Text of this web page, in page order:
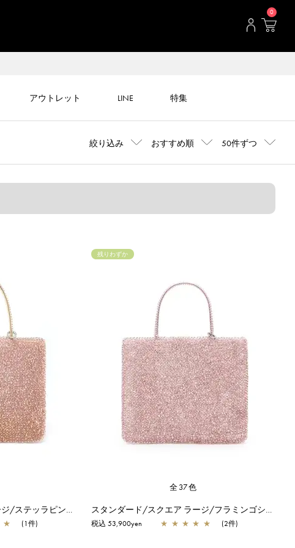
0
アウトレット LINE 特集
絞り込み おすすめ順 50件ずつ
スタンダード/スクエア ラージ/ステッラピンク【オンラインストア先行販売カラー】
★ (1件)
残りわずか
全37色
スタンダード/スクエア ラージ/フラミンゴシルバー
税込 53,900yen ★ ★ ★ ★ ★ (2件)